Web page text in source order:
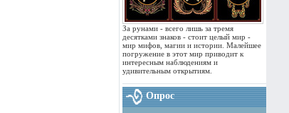
За рунами - всего лишь за тремя
десятками знаков - стоит целый мир -
мир мифов, магии и истории. Малейшее
погружение в этот мир приводит к
интересным наблюдениям и
удивительным открытиям.
Опрос